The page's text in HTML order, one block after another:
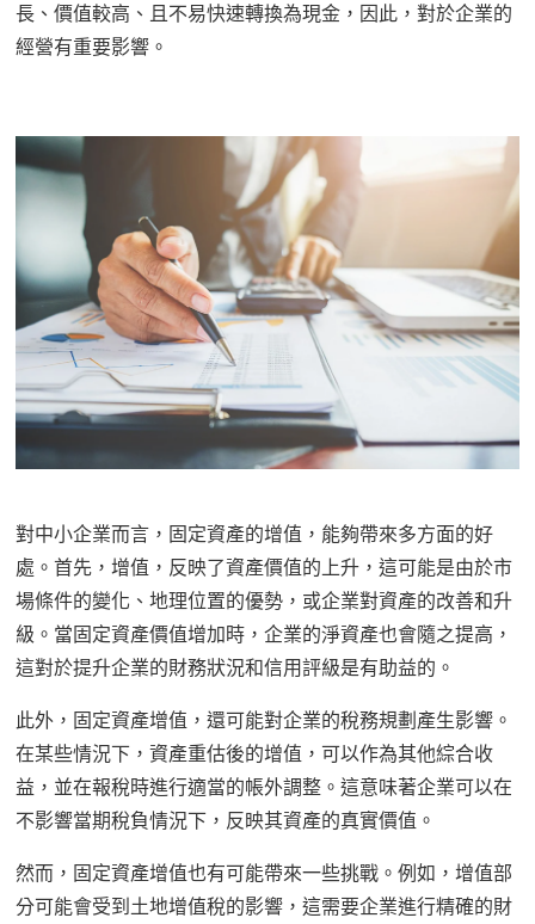
長、價值較高、且不易快速轉換為現金，因此，對於企業的
經營有重要影響。
對中小企業而言，固定資產的增值，能夠帶來多方面的好
處。首先，增值，反映了資產價值的上升，這可能是由於市
場條件的變化、地理位置的優勢，或企業對資產的改善和升
級。當固定資產價值增加時，企業的淨資產也會隨之提高，
這對於提升企業的財務狀況和信用評級是有助益的。
此外，固定資產增值，還可能對企業的稅務規劃產生影響。
在某些情況下，資產重估後的增值，可以作為其他綜合收
益，並在報稅時進行適當的帳外調整。這意味著企業可以在
不影響當期稅負情況下，反映其資產的真實價值。
然而，固定資產增值也有可能帶來一些挑戰。例如，增值部
分可能會受到土地增值稅的影響，這需要企業進行精確的財